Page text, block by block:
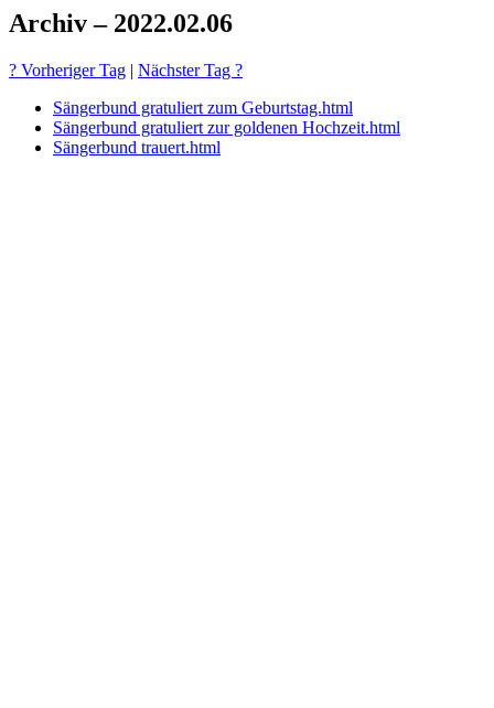
Archiv – 2022.02.06
? Vorheriger Tag | Nächster Tag ?
Sängerbund gratuliert zum Geburtstag.html
Sängerbund gratuliert zur goldenen Hochzeit.html
Sängerbund trauert.html